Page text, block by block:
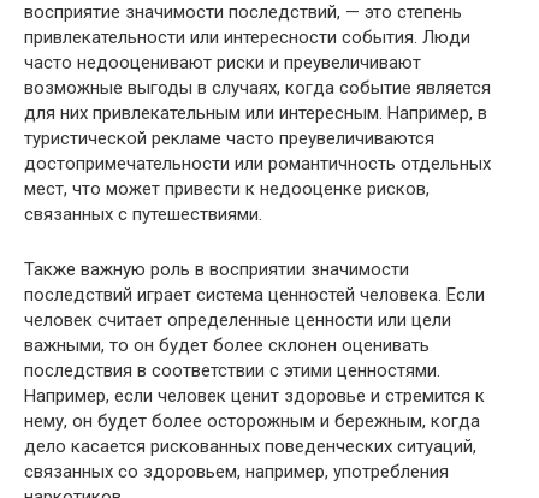
восприятие значимости последствий, — это степень
привлекательности или интересности события. Люди
часто недооценивают риски и преувеличивают
возможные выгоды в случаях, когда событие является
для них привлекательным или интересным. Например, в
туристической рекламе часто преувеличиваются
достопримечательности или романтичность отдельных
мест, что может привести к недооценке рисков,
связанных с путешествиями.
Также важную роль в восприятии значимости
последствий играет система ценностей человека. Если
человек считает определенные ценности или цели
важными, то он будет более склонен оценивать
последствия в соответствии с этими ценностями.
Например, если человек ценит здоровье и стремится к
нему, он будет более осторожным и бережным, когда
дело касается рискованных поведенческих ситуаций,
связанных со здоровьем, например, употребления